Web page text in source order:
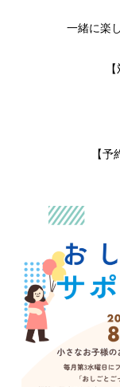
一緒に楽
【